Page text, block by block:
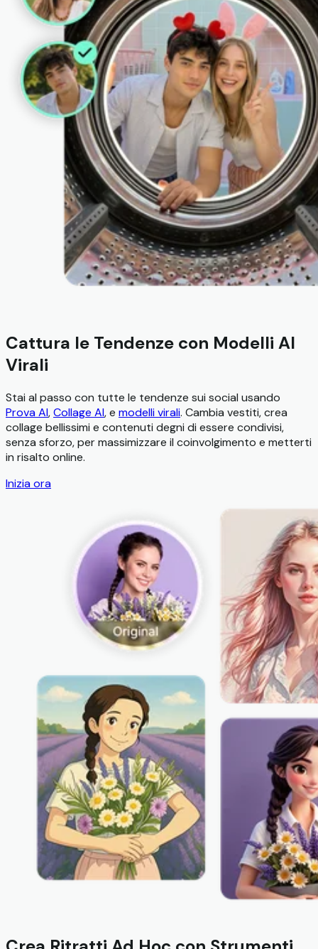
Cattura le Tendenze con Modelli AI
Virali
Stai al passo con tutte le tendenze sui social usando
Prova AI,Collage AI, e modelli virali. Cambia vestiti, crea
collage bellissimi e contenuti degni di essere condivisi,
senza sforzo, per massimizzare il coinvolgimento e metterti
in risalto online.
Inizia ora